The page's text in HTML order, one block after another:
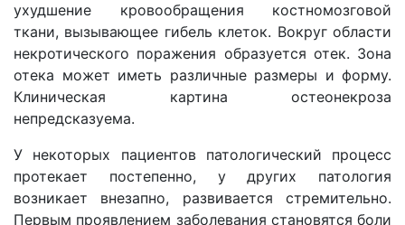
ухудшение кровообращения костномозговой
ткани, вызывающее гибель клеток. Вокруг области
некротического поражения образуется отек. Зона
отека может иметь различные размеры и форму.
Клиническая картина остеонекроза
непредсказуема.
У некоторых пациентов патологический процесс
протекает постепенно, у других патология
возникает внезапно, развивается стремительно.
Первым проявлением заболевания становятся боли